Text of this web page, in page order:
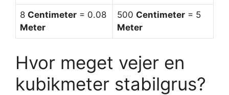
8 Centimeter = 0.08
Meter
500 Centimeter = 5
Meter
Hvor meget vejer en
kubikmeter stabilgrus?